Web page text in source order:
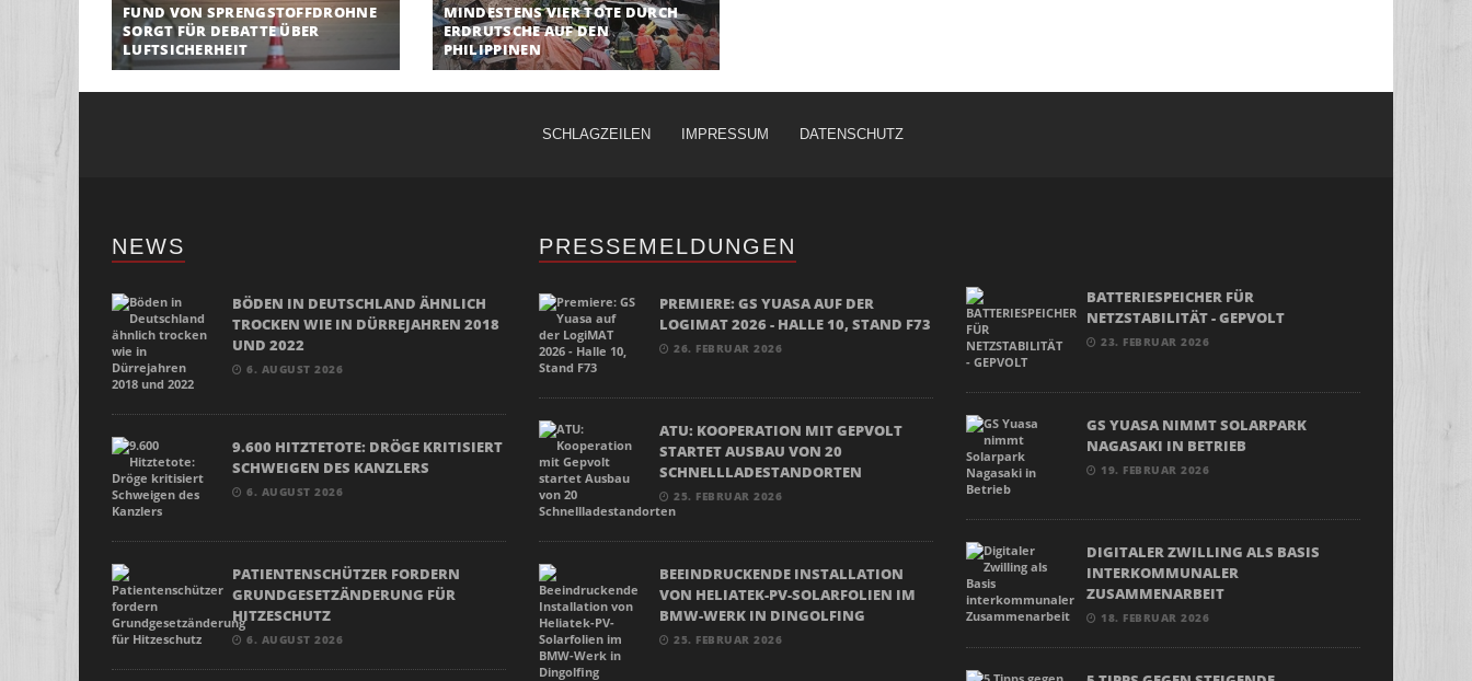
FUND VON SPRENGSTOFFDROHNE
SORGT FÜR DEBATTE ÜBER
LUFTSICHERHEIT
MINDESTENS VIER TOTE DURCH
ERDRUTSCHE AUF DEN
PHILIPPINEN
SCHLAGZEILEN IMPRESSUM DATENSCHUTZ
NEWS
BÖDEN IN DEUTSCHLAND ÄHNLICH
TROCKEN WIE IN DÜRREJAHREN 2018
UND 2022
6. AUGUST 2026
9.600 HITZTETOTE: DRÖGE KRITISIERT
SCHWEIGEN DES KANZLERS
6. AUGUST 2026
PATIENTENSCHÜTZER FORDERN
GRUNDGESETZÄNDERUNG FÜR
HITZESCHUTZ
6. AUGUST 2026
PRESSEMELDUNGEN
PREMIERE: GS YUASA AUF DER
LOGIMAT 2026 - HALLE 10, STAND F73
26. FEBRUAR 2026
ATU: KOOPERATION MIT GEPVOLT
STARTET AUSBAU VON 20
SCHNELLLADESTANDORTEN
25. FEBRUAR 2026
BEEINDRUCKENDE INSTALLATION
VON HELIATEK-PV-SOLARFOLIEN IM
BMW-WERK IN DINGOLFING
25. FEBRUAR 2026
BATTERIESPEICHER FÜR
NETZSTABILITÄT - GEPVOLT
23. FEBRUAR 2026
GS YUASA NIMMT SOLARPARK
NAGASAKI IN BETRIEB
19. FEBRUAR 2026
DIGITALER ZWILLING ALS BASIS
INTERKOMMUNALER
ZUSAMMENARBEIT
18. FEBRUAR 2026